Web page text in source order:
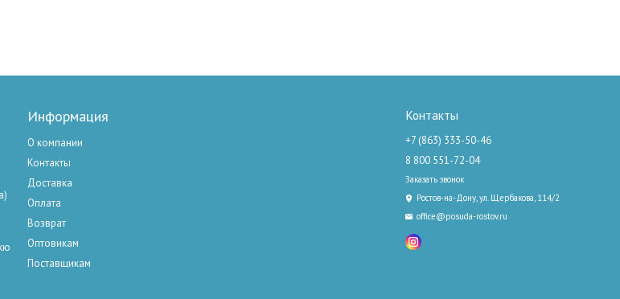
Информация
О компании
Контакты
Доставка
Оплата
Возврат
Оптовикам
Поставщикам
Контакты
+7 (863) 333-50-46
8 800 551-72-04
Заказать звонок
Ростов-на-Дону, ул. Щербакова, 114/2
office@posuda-rostov.ru